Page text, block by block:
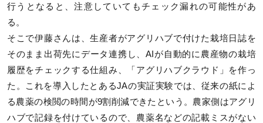
行うとなると、注意していてもチェック漏れの可能性があ
る。
そこで伊藤さんは、生産者がアグリハブで付けた栽培日誌を
そのまま出荷先にデータ連携し、AIが自動的に農産物の栽培
履歴をチェックする仕組み、「アグリハブクラウド」を作っ
た。これを導入したとあるJAの実証実験では、従来の紙によ
る農薬の検閲の時間が9割削減できたという。農家側はアグリ
ハブで記録を付けているので、農薬名などの記載ミスがない